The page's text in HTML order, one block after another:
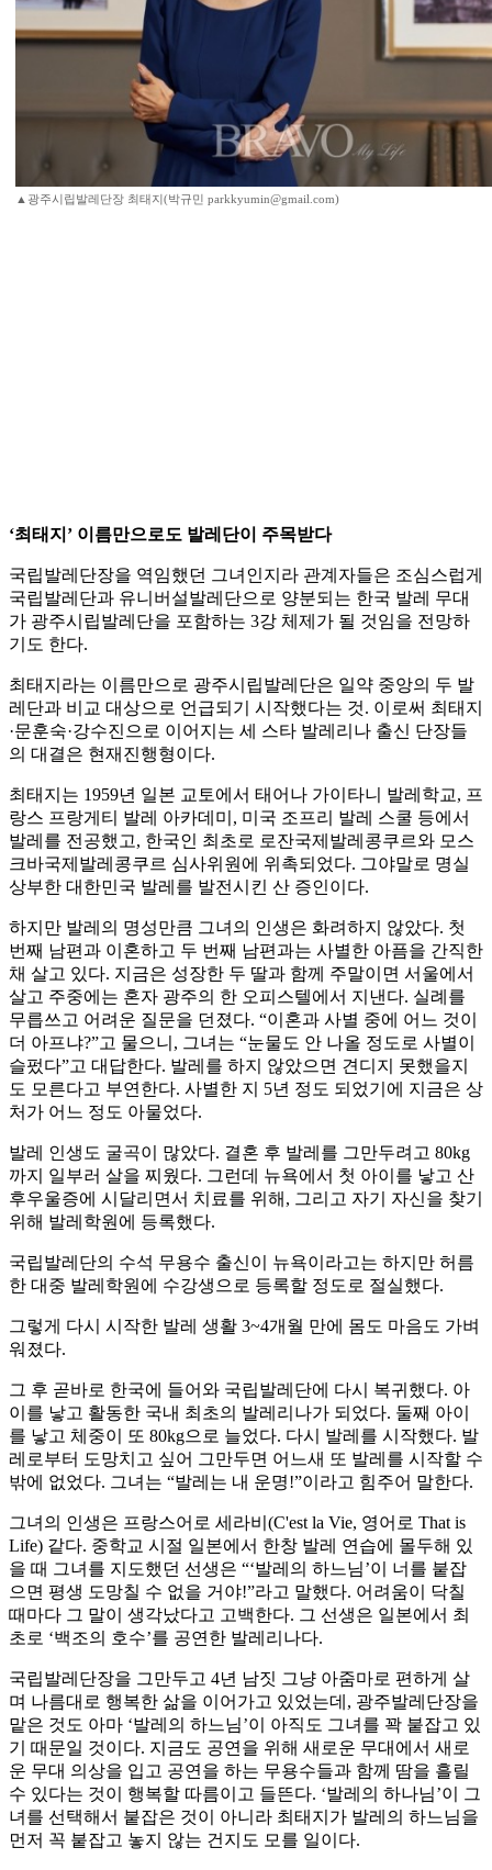
▲광주시립발레단장 최태지(박규민 parkkyumin@gmail.com)
‘최태지’ 이름만으로도 발레단이 주목받다
국립발레단장을 역임했던 그녀인지라 관계자들은 조심스럽게
국립발레단과 유니버설발레단으로 양분되는 한국 발레 무대
가 광주시립발레단을 포함하는 3강 체제가 될 것임을 전망하
기도 한다.
최태지라는 이름만으로 광주시립발레단은 일약 중앙의 두 발
레단과 비교 대상으로 언급되기 시작했다는 것. 이로써 최태지
·문훈숙·강수진으로 이어지는 세 스타 발레리나 출신 단장들
의 대결은 현재진행형이다.
최태지는 1959년 일본 교토에서 태어나 가이타니 발레학교, 프
랑스 프랑게티 발레 아카데미, 미국 조프리 발레 스쿨 등에서
발레를 전공했고, 한국인 최초로 로잔국제발레콩쿠르와 모스
크바국제발레콩쿠르 심사위원에 위촉되었다. 그야말로 명실
상부한 대한민국 발레를 발전시킨 산 증인이다.
하지만 발레의 명성만큼 그녀의 인생은 화려하지 않았다. 첫
번째 남편과 이혼하고 두 번째 남편과는 사별한 아픔을 간직한
채 살고 있다. 지금은 성장한 두 딸과 함께 주말이면 서울에서
살고 주중에는 혼자 광주의 한 오피스텔에서 지낸다. 실례를
무릅쓰고 어려운 질문을 던졌다. “이혼과 사별 중에 어느 것이
더 아프냐?”고 물으니, 그녀는 “눈물도 안 나올 정도로 사별이
슬펐다”고 대답한다. 발레를 하지 않았으면 견디지 못했을지
도 모른다고 부연한다. 사별한 지 5년 정도 되었기에 지금은 상
처가 어느 정도 아물었다.
발레 인생도 굴곡이 많았다. 결혼 후 발레를 그만두려고 80kg
까지 일부러 살을 찌웠다. 그런데 뉴욕에서 첫 아이를 낳고 산
후우울증에 시달리면서 치료를 위해, 그리고 자기 자신을 찾기
위해 발레학원에 등록했다.
국립발레단의 수석 무용수 출신이 뉴욕이라고는 하지만 허름
한 대중 발레학원에 수강생으로 등록할 정도로 절실했다.
그렇게 다시 시작한 발레 생활 3~4개월 만에 몸도 마음도 가벼
워졌다.
그 후 곧바로 한국에 들어와 국립발레단에 다시 복귀했다. 아
이를 낳고 활동한 국내 최초의 발레리나가 되었다. 둘째 아이
를 낳고 체중이 또 80kg으로 늘었다. 다시 발레를 시작했다. 발
레로부터 도망치고 싶어 그만두면 어느새 또 발레를 시작할 수
밖에 없었다. 그녀는 “발레는 내 운명!”이라고 힘주어 말한다.
그녀의 인생은 프랑스어로 세라비(C'est la Vie, 영어로 That is
Life) 같다. 중학교 시절 일본에서 한창 발레 연습에 몰두해 있
을 때 그녀를 지도했던 선생은 “‘발레의 하느님’이 너를 붙잡
으면 평생 도망칠 수 없을 거야!”라고 말했다. 어려움이 닥칠
때마다 그 말이 생각났다고 고백한다. 그 선생은 일본에서 최
초로 ‘백조의 호수’를 공연한 발레리나다.
국립발레단장을 그만두고 4년 남짓 그냥 아줌마로 편하게 살
며 나름대로 행복한 삶을 이어가고 있었는데, 광주발레단장을
맡은 것도 아마 ‘발레의 하느님’이 아직도 그녀를 꽉 붙잡고 있
기 때문일 것이다. 지금도 공연을 위해 새로운 무대에서 새로
운 무대 의상을 입고 공연을 하는 무용수들과 함께 땀을 흘릴
수 있다는 것이 행복할 따름이고 들뜬다. ‘발레의 하나님’이 그
녀를 선택해서 붙잡은 것이 아니라 최태지가 발레의 하느님을
먼저 꼭 붙잡고 놓지 않는 건지도 모를 일이다.